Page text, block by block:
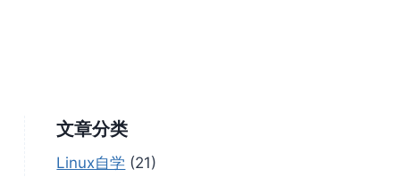
文章分类
Linux自学 (21)